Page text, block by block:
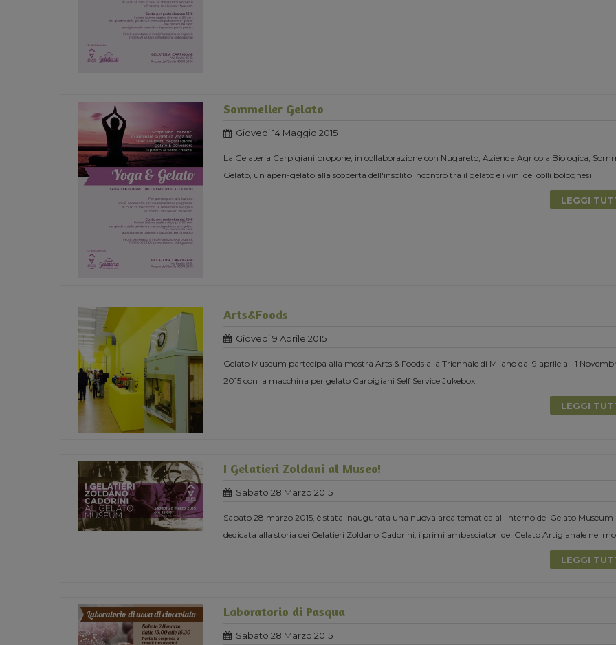
Sommelier Gelato
Giovedi 14 Maggio 2015
La Gelateria Carpigiani propone, in collaborazione con Nugareto, Azienda Agricola Biologica,
Gelato, un aperi-gelato alla scoperta dell'insolito incontro tra il gelato e i vini dei colli bolognesi
LEGGI
Arts&Foods
Giovedi 9 Aprile 2015
Gelato Museum partecipa alla mostra Arts & Foods alla Triennale di Milano dal 9 aprile all'1
2015 con la macchina per gelato Carpigiani Self Service Jukebox
LEGGI
I Gelatieri Zoldani al Museo!
Sabato 28 Marzo 2015
Sabato 28 marzo 2015, è stata inaugurata una nuova area tematica all'interno del Gelato Museum
dedicata alla storia dei Gelatieri Zoldano Cadorini, i primi ambasciatori del Gelato Artigianale nel
LEGGI
Laboratorio di Pasqua
Sabato 28 Marzo 2015